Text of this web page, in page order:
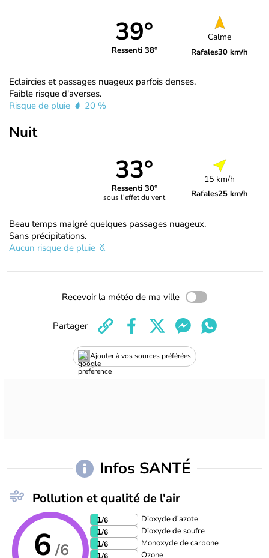
39°
Ressenti 38°
Calme
Rafales30 km/h
Eclaircies et passages nuageux parfois denses.
Faible risque d'averses.
Risque de pluie
20 %
Nuit
33°
Ressenti 30°
sous l'effet du vent
15 km/h
Rafales25 km/h
Beau temps malgré quelques passages nuageux.
Sans précipitations.
Aucun risque de pluie
Recevoir la météo de ma ville
Ajouter à vos sources préférées
Partager
Infos SANTÉ
Pollution et qualité de l'air
6 /6
1/6 Dioxyde d'azote
1/6 Dioxyde de soufre
1/6 Monoxyde de carbone
Ozone